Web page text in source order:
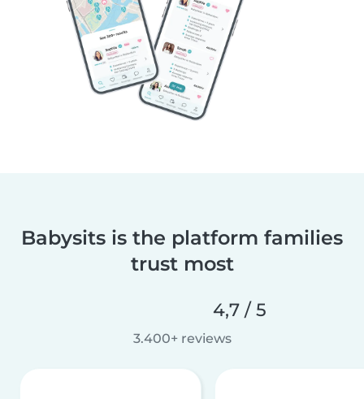
Babysits is the platform families
trust most
4,7 / 5
3.400+ reviews